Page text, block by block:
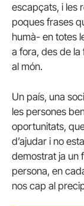
escapçats, i les
poques frases
humà- en totes
a fora, des de la
al món.
Un país, una
les persones
oportunitats,
d’ajudar i no
demostrat ja un
persona, en
nos cap al